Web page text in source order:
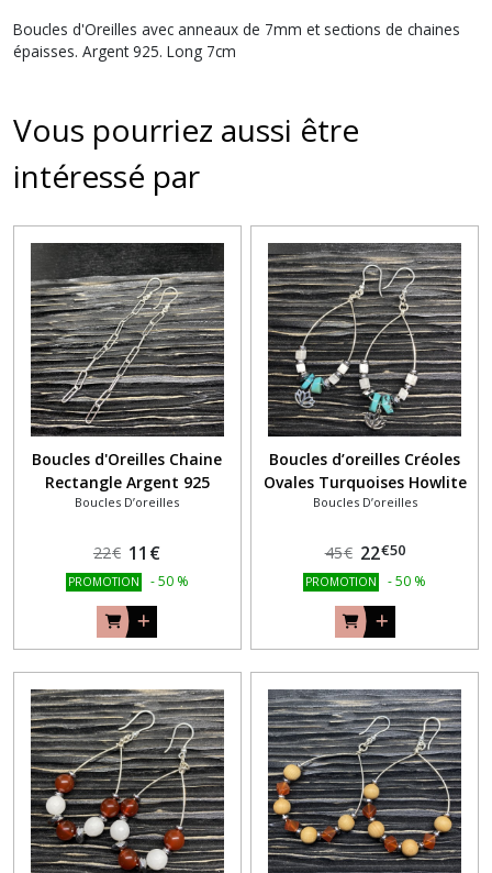
Boucles d'Oreilles avec anneaux de 7mm et sections de chaines
épaisses. Argent 925. Long 7cm
Vous pourriez aussi être
intéressé par
Boucles d'Oreilles Chaine
Rectangle Argent 925
Boucles D’oreilles
22€ 11 €
PROMOTION -50 %
Boucles d’oreilles Créoles
Ovales Turquoises Howlite
Boucles D’oreilles
45€ 22€50
PROMOTION -50 %